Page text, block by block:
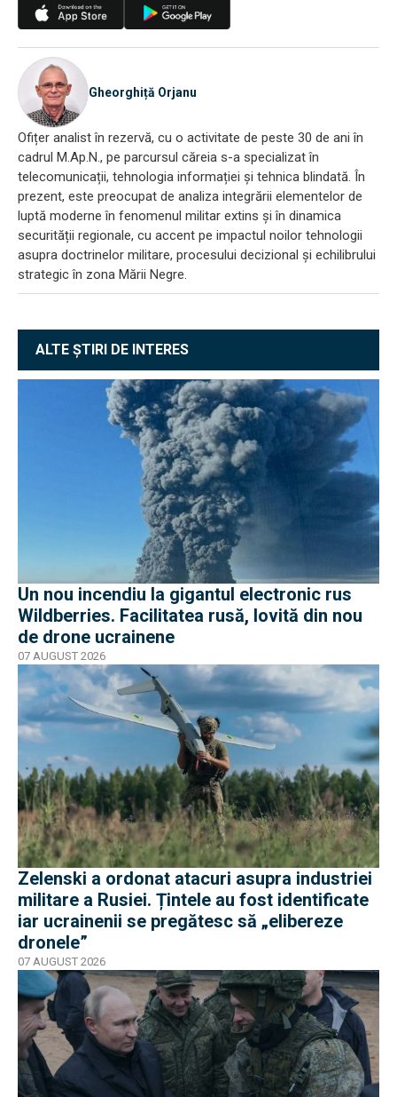
Gheorghiță Orjanu
Ofițer analist în rezervă, cu o activitate de peste 30 de ani în
cadrul M.Ap.N., pe parcursul căreia s-a specializat în
telecomunicații, tehnologia informației și tehnica blindată. În
prezent, este preocupat de analiza integrării elementelor de
luptă moderne în fenomenul militar extins și în dinamica
securității regionale, cu accent pe impactul noilor tehnologii
asupra doctrinelor militare, procesului decizional și echilibrului
strategic în zona Mării Negre.
ALTE ȘTIRI DE INTERES
Un nou incendiu la gigantul electronic rus
Wildberries. Facilitatea rusă, lovită din nou
de drone ucrainene
07 AUGUST 2026
Zelenski a ordonat atacuri asupra industriei
militare a Rusiei. Țintele au fost identificate
iar ucrainenii se pregătesc să „elibereze
dronele”
07 AUGUST 2026